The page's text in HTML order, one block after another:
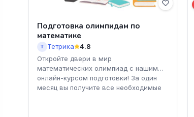
Подготовка олимпидам по
математике
Т Тетрика
4.8
Откройте двери в мир
математических олимпиад с нашим
онлайн-курсом подготовки! За один
месяц вы получите все необходимые